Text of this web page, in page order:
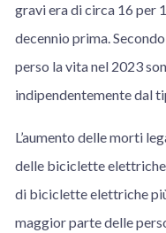
gravi era di circa 16 per
decennio prima.
perso la vita nel 2023
indipendentemente dal
L’aumento delle morti
delle biciclette
di biciclette elettriche
maggior parte delle